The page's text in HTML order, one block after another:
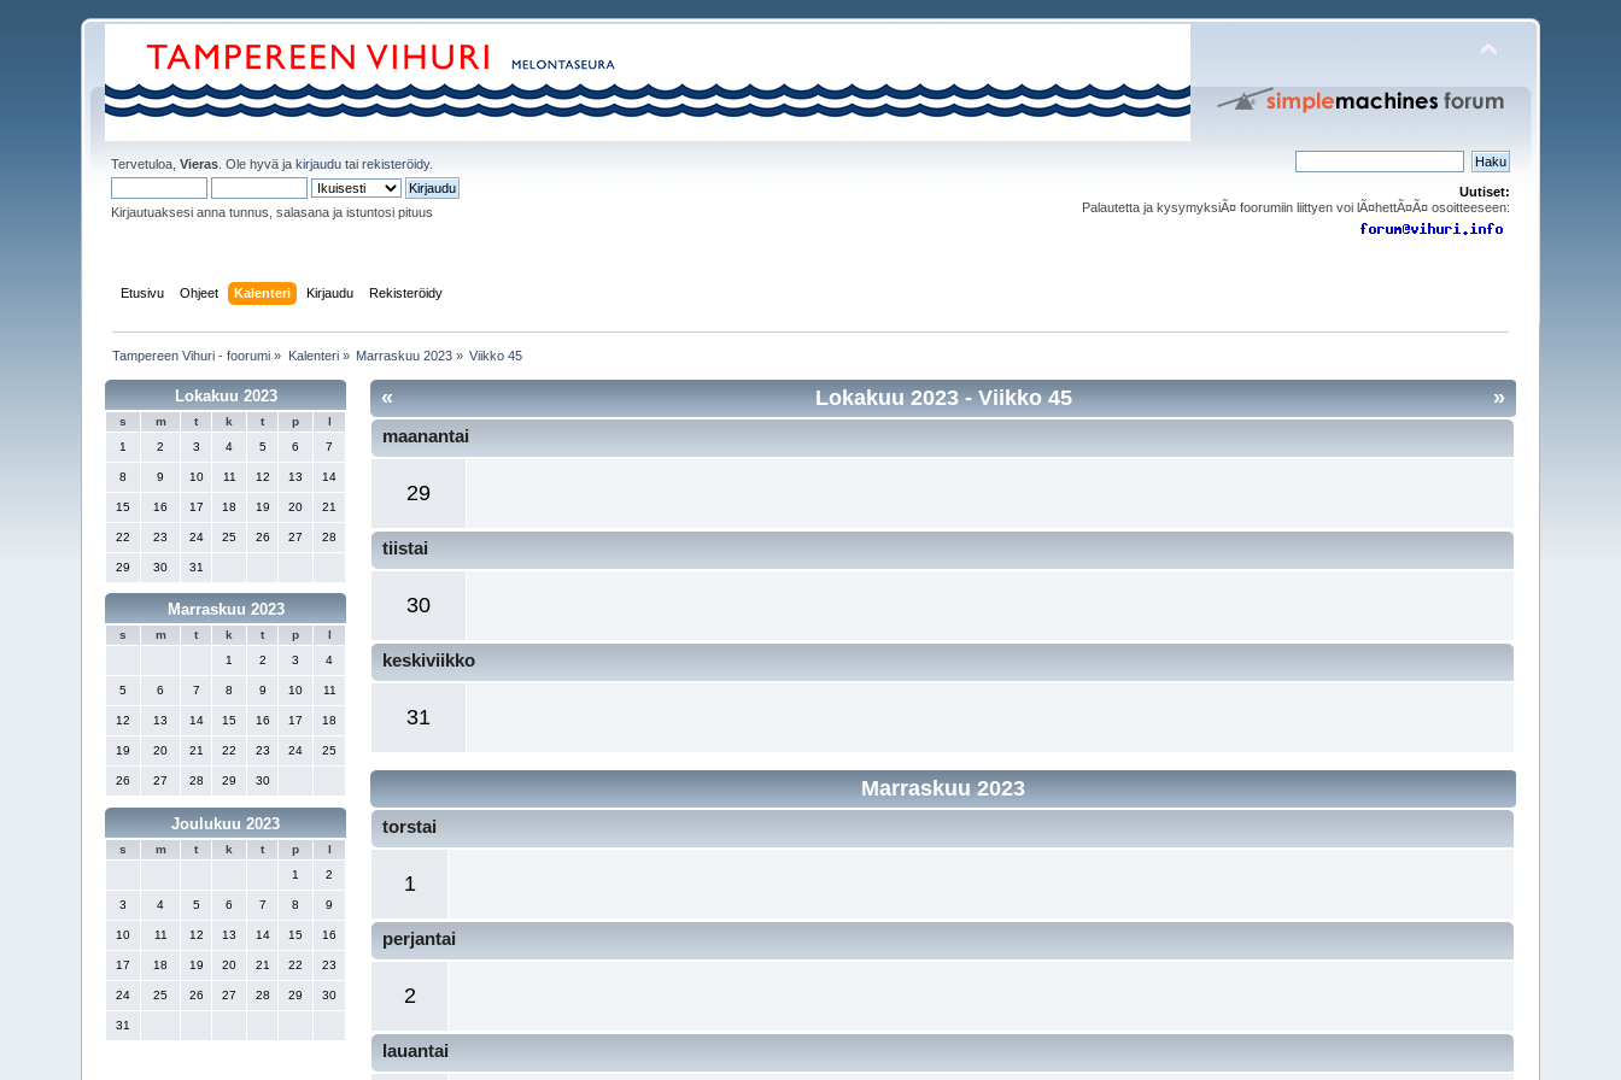
Tervetuloa,Vieras . Ole hyvä jakirjaudu tairekisteröidy.
Kirjautuaksesi anna tunnus, salasana ja istuntosi pituus
Uutiset:
Palautetta ja kysymyksiÃ¤ foorumiin liittyen voi lÃ¤hettÃ¤Ã¤ osoitteeseen:
Etusivu Ohjeet Kalenteri Kirjaudu Rekisteröidy
Tampereen Vihuri - foorumi » Kalenteri» Marraskuu 2023 » Viikko 45
Lokakuu 2023
s m t k t p
l
1
2 3 4 5 6 7
8 9 10 11 12 13 14
15 16 17 18 19 20 21
22 23 24 25 26 27 28
29 30 31
Marraskuu 2023
s m t k t p
l
1
2 3 4
5 6 7 8 9 10 11
12 13 14 15 16 17 18
19 20 21 22 23 24 25
26 27 28 29 30
Joulukuu 2023
s m t k t p
l
1
2
3 4 5 6 7 8 9
10 11 12 13 14 15 16
17 18 19 20 21 22 23
24 25 26 27 28 29 30
31
« »
Lokakuu 2023- Viikko 45
maanantai
29
tiistai
30
keskiviikko
31
Marraskuu 2023
torstai
1
perjantai
2
lauantai